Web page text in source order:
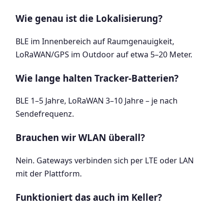
Wie genau ist die Lokalisierung?
BLE im Innenbereich auf Raumgenauigkeit,
LoRaWAN/GPS im Outdoor auf etwa 5–20 Meter.
Wie lange halten Tracker-Batterien?
BLE 1–5 Jahre, LoRaWAN 3–10 Jahre – je nach
Sendefrequenz.
Brauchen wir WLAN überall?
Nein. Gateways verbinden sich per LTE oder LAN
mit der Plattform.
Funktioniert das auch im Keller?